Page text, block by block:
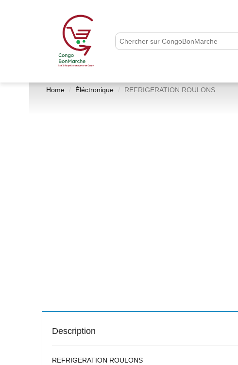
Home Éléctronique REFRIGERATION ROULONS
Description
REFRIGERATION ROULONS